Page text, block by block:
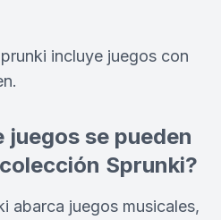
incluye juegos con
juegos se pueden
Sprunki?
abarca juegos musicales,